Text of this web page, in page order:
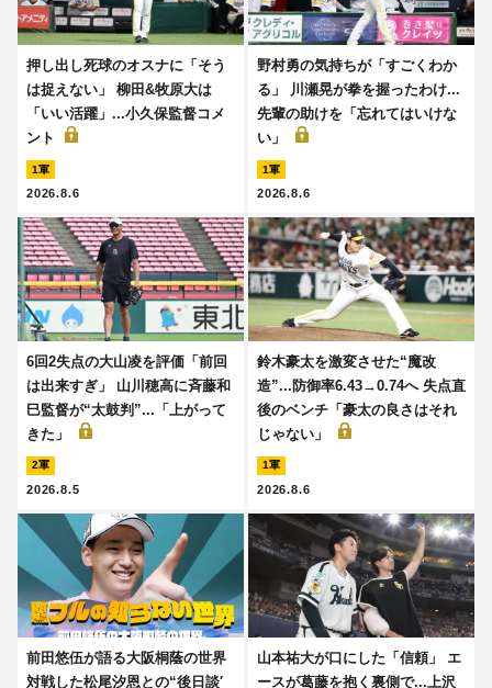
押し出し死球のオスナに「そう
は捉えない」 柳田&牧原大は
「いい活躍」...小久保監督コメ
ント
1軍
2026.8.6
野村勇の気持ちが「すごくわか
る」 川瀬晃が拳を握ったわけ...
先輩の助けを「忘れてはいけな
い」
1軍
2026.8.6
6回2失点の大山凌を評価「前回
は出来すぎ」 山川穂高に斉藤和
巳監督が“太鼓判”...「上がって
きた」
2軍
2026.8.5
鈴木豪太を激変させた“魔改
造”...防御率6.43→0.74へ 失点直
後のベンチ「豪太の良さはそれ
じゃない」
1軍
2026.8.6
前田悠伍が語る大阪桐蔭の世界
対戦した松尾汐恩との“後日談′
山本祐大が口にした「信頼」 エ
ースが葛藤を抱く裏側で...上沢